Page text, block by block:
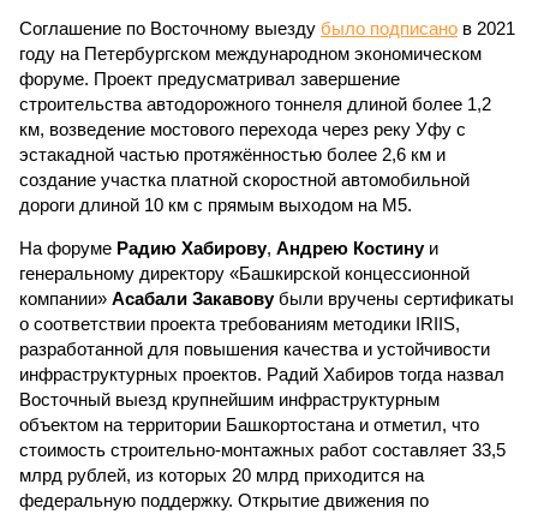
Соглашение по Восточному выезду было подписано в 2021
году на Петербургском международном экономическом
форуме. Проект предусматривал завершение
строительства автодорожного тоннеля длиной более 1,2
км, возведение мостового перехода через реку Уфу с
эстакадной частью протяжённостью более 2,6 км и
создание участка платной скоростной автомобильной
дороги длиной 10 км с прямым выходом на М5.
На форуме Радию Хабирову, Андрею Костинуи
генеральному директору «Башкирской концессионной
компании» Асабали Закавовубыли вручены сертификаты
о соответствии проекта требованиям методики IRIIS,
разработанной для повышения качества и устойчивости
инфраструктурных проектов. Радий Хабиров тогда назвал
Восточный выезд крупнейшим инфраструктурным
объектом на территории Башкортостана и отметил, что
стоимость строительно-монтажных работ составляет 33,5
млрд рублей, из которых 20 млрд приходится на
федеральную поддержку. Открытие движения по